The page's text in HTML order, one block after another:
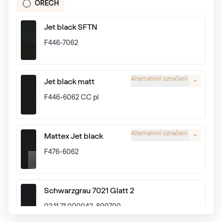
OŘECH
Jet black SFTN
F446-7062
Jet black matt
F446-6062 CC pl
Alternativní označení
Mattex Jet black
F476-6062
Alternativní označení
Schwarzgrau 7021 Glatt 2
02.11.71.000042-809700